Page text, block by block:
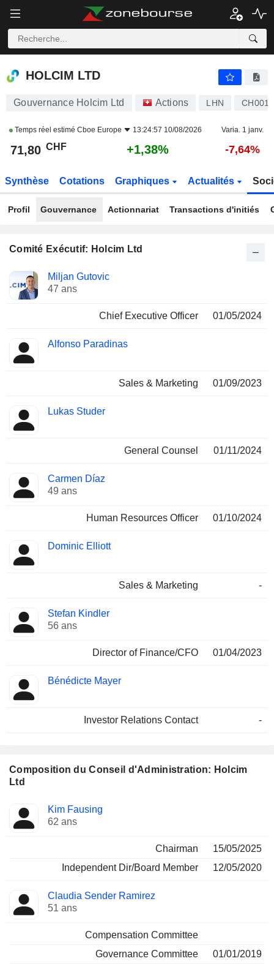
HOLCIM LTD
HOLCIM LTD
Gouvernance Holcim Ltd Actions LHN
Temps réel estimé Cboe Europe 13:24:57 10/08/2026 Varia. 1 janv.
71,80 CHF +1,38% -7,64%
Synthèse Cotations Graphiques Actualités
Profil Gouvernance Actionnariat Transactions d'initiés
Comité Exécutif: Holcim Ltd
Dirigeant
Fonctions
occupées
Miljan Gutovic
47 ans
Chief Executive Officer 01/05/2024
Alfonso Paradinas
Sales & Marketing 01/09/2023
Lukas Studer
General Counsel 01/11/2024
Carmen Díaz
49 ans
Human Resources Officer 01/10/2024
Dominic Elliott
Sales & Marketing -
Stefan Kindler
56 ans
Director of Finance/CFO 01/04/2023
Bénédicte Mayer
Investor Relations Contact -
Composition du Conseil d'Administration: Holcim
Ltd
Administrateur Comités
Kim Fausing
62 ans
Chairman
15/05/2025
Independent Dir/Board Member
12/05/2020
Claudia Sender Ramirez
51 ans
Compensation Committee
Governance Committee
01/01/2019